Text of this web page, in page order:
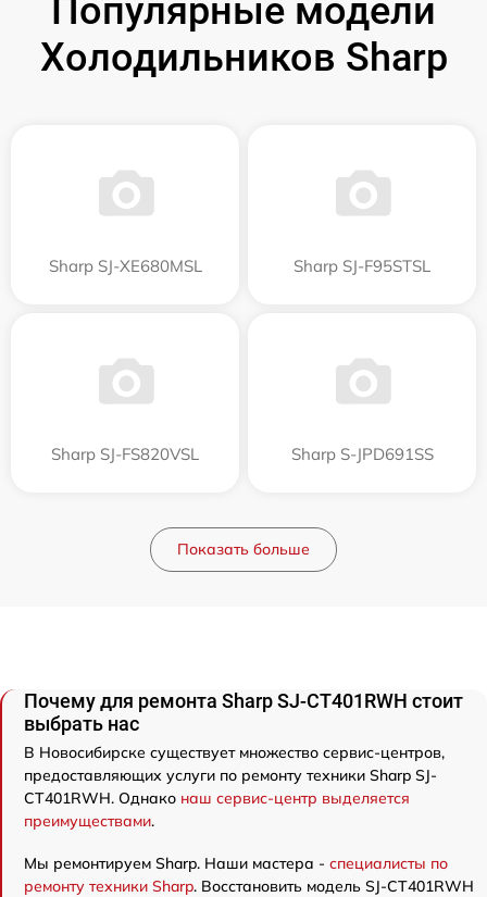
Популярные модели
Холодильников Sharp
Sharp SJ-XE680MSL Sharp SJ-F95STSL
Sharp SJ-FS820VSL Sharp S-JPD691SS
Показать больше
Почему для ремонта Sharp SJ-CT401RWH стоит
выбрать нас
В Новосибирске существует множество сервис-центров,
предоставляющих услуги по ремонту техники Sharp SJ-
CT401RWH. Однако наш сервис-центр выделяется
преимуществами.
Мы ремонтируем Sharp. Наши мастера - специалисты по
ремонту техники Sharp. Восстановить модель SJ-CT401RWH